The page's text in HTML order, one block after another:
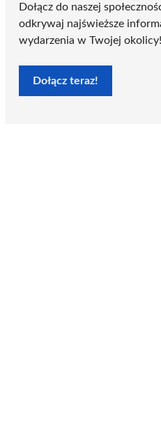
Dołącz do naszej
odkrywaj najświeższe
wydarzenia w Twojej okolicy!
Dołącz teraz!